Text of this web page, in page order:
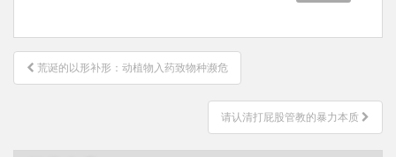
文
章
荒诞的以形补形：动植物入药致物种濒危
请认清打屁股管教的暴力本质